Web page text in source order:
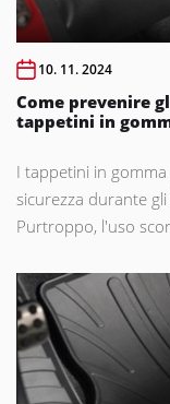
10. 11. 2024
Come prevenire
tappetini in
I tappetini in
sicurezza durante
Purtroppo, l'uso